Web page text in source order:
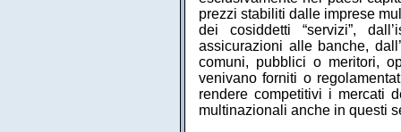
prezzi stabiliti dalle imprese
dei cosiddetti “servizi”,
assicurazioni alle banche,
comuni, pubblici o meritori,
venivano forniti o
rendere competitivi i mercati
multinazionali anche in questi